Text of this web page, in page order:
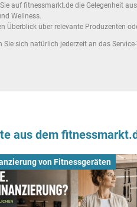
auf fitnessmarkt.de die Gelegenheit
Wellness.
Überblick über relevante Produzenten
Sie sich natürlich jederzeit an das
aus dem
von Fitnessgeräten